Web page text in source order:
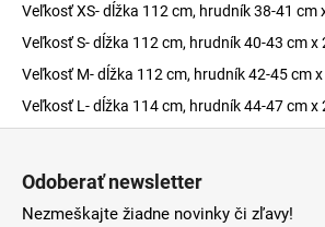
Veľkosť XS- dĺžka 112 cm, hrudník 38-41 cm
Veľkosť S- dĺžka 112 cm, hrudník 40-43 cm x
Veľkosť M- dĺžka 112 cm, hrudník 42-45 cm
Veľkosť L- dĺžka 114 cm, hrudník 44-47 cm x
Odoberať newsletter
Nezmeškajte žiadne novinky či zľavy!